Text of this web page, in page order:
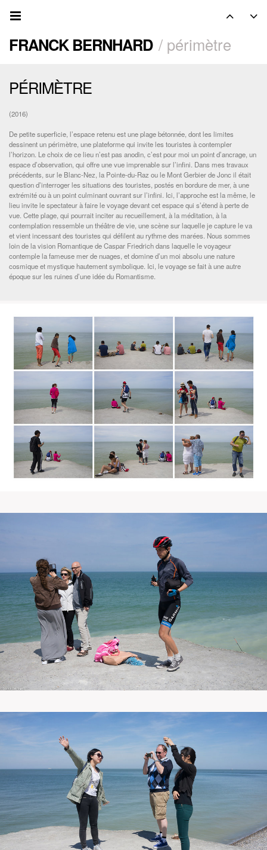
FRANCK BERNHARD / périmètre
PÉRIMÈTRE
(2016)
De petite superficie, l’espace retenu est une plage bétonnée, dont les limites
dessinent un périmètre, une plateforme qui invite les touristes à contempler
l’horizon. Le choix de ce lieu n’est pas anodin, c’est pour moi un point d’ancrage, un
espace d’observation, qui offre une vue imprenable sur l’infini. Dans mes travaux
précédents, sur le Blanc-Nez, la Pointe-du-Raz ou le Mont Gerbier de Jonc il était
question d’interroger les situations des touristes, postés en bordure de mer, à une
extrémité ou à un point culminant ouvrant sur l’infini. Ici, l’approche est la même, le
lieu invite le spectateur à faire le voyage devant cet espace qui s’étend à perte de
vue. Cette plage, qui pourrait inciter au recueillement, à la méditation, à la
contemplation ressemble un théâtre de vie, une scène sur laquelle je capture le va
et vient incessant des touristes qui défilent au rythme des marées. Nous sommes
loin de la vision Romantique de Caspar Friedrich dans laquelle le voyageur
contemple la fameuse mer de nuages, et domine d’un moi absolu une nature
cosmique et mystique hautement symbolique. Ici, le voyage se fait à une autre
époque sur les ruines d’une idée du Romantisme.